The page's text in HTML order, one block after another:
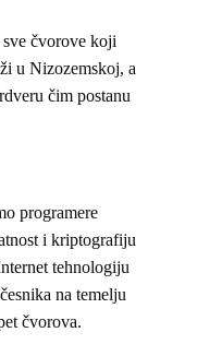
čvorove koji
u Nizozemskoj, a
čim postanu
programere
i kriptografiju
tehnologiju
na temelju
čvorova.